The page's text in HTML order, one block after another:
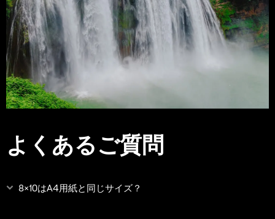
よくあるご質問
8×10はA4用紙と同じサイズ？